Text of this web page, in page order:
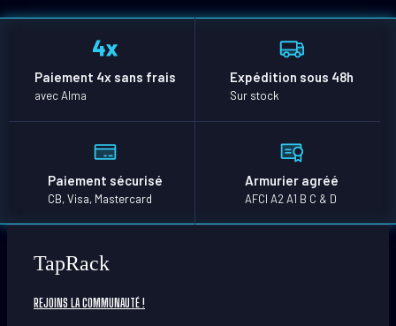
Paiement 4x sans frais
avec Alma
Expédition sous 48h
Sur stock
Paiement sécurisé
CB, Visa, Mastercard
Armurier agréé
AFCI A2 A1 B C & D
TapRack
REJOINS LA COMMUNAUTÉ !